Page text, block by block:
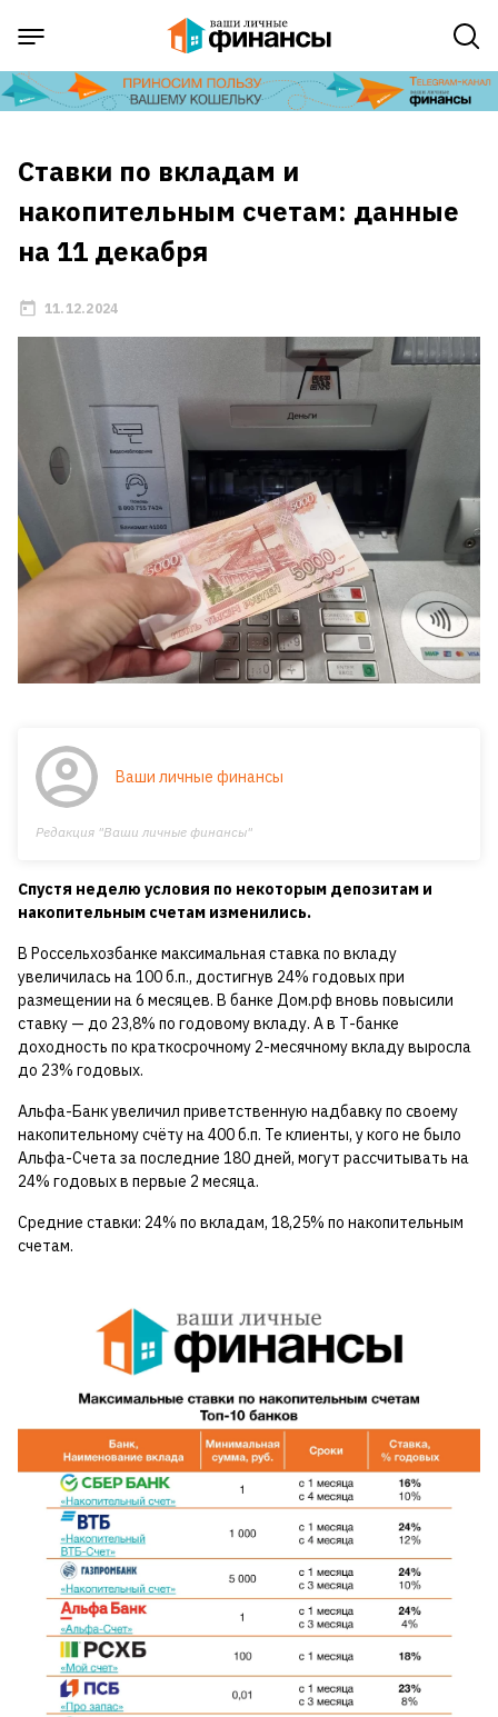
Ставки по вкладам и
накопительным счетам: данные
на 11 декабря
11.12.2024
Ваши личные финансы
Редакция "Ваши личные финансы"
Спустя неделю условия по некоторым депозитам и
накопительным счетам изменились.
В Россельхозбанке максимальная ставка по вкладу
увеличилась на 100 б.п., достигнув 24% годовых при
размещении на 6 месяцев. В банке Дом.pф вновь повысили
ставку — до 23,8% по годовому вкладу. А в Т-банке
доходность по краткосрочному 2-месячному вкладу выросла
до 23% годовых.
Альфа-Банк увеличил приветственную надбавку по своему
накопительному счёту на 400 б.п. Те клиенты, у кого не было
Альфа-Счета за последние 180 дней, могут рассчитывать на
24% годовых в первые 2 месяца.
Средние ставки: 24% по вкладам, 18,25% по накопительным
счетам.